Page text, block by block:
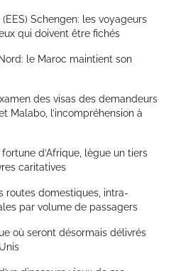
Schengen: les voyageurs
qui doivent être fichés
le Maroc maintient son
des visas des demandeurs
Malabo, l’incompréhension à
d’Afrique, lègue un tiers
caritatives
routes domestiques, intra-
par volume de passagers
où seront désormais délivrés